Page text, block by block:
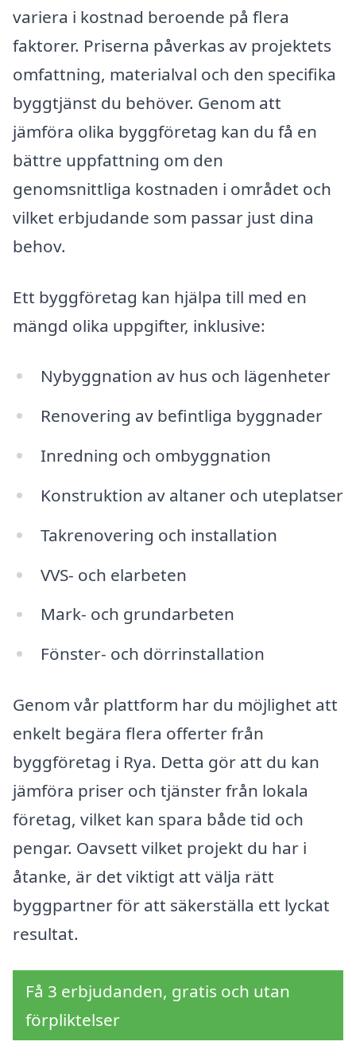
variera i kostnad beroende på flera
faktorer. Priserna påverkas av projektets
omfattning, materialval och den specifika
byggtjänst du behöver. Genom att
jämföra olika byggföretag kan du få en
bättre uppfattning om den
genomsnittliga kostnaden i området och
vilket erbjudande som passar just dina
behov.
Ett byggföretag kan hjälpa till med en
mängd olika uppgifter, inklusive:
Nybyggnation av hus och lägenheter
Renovering av befintliga byggnader
Inredning och ombyggnation
Konstruktion av altaner och uteplatser
Takrenovering och installation
VVS- och elarbeten
Mark- och grundarbeten
Fönster- och dörrinstallation
Genom vår plattform har du möjlighet att
enkelt begära flera offerter från
byggföretag i Rya. Detta gör att du kan
jämföra priser och tjänster från lokala
företag, vilket kan spara både tid och
pengar. Oavsett vilket projekt du har i
åtanke, är det viktigt att välja rätt
byggpartner för att säkerställa ett lyckat
resultat.
Få 3 erbjudanden, gratis och utan
förpliktelser